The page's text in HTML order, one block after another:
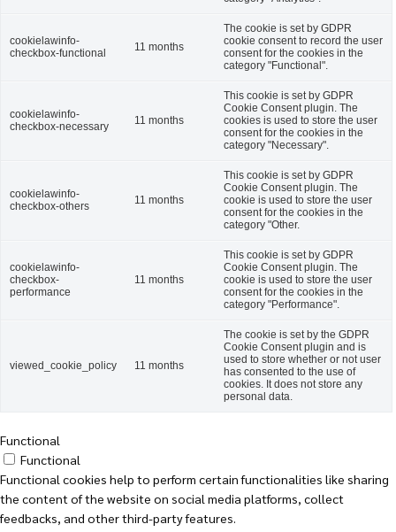
cookielawinfo-
checkbox-functional
11 months
The cookie is set by GDPR
cookie consent to record the user
consent for the cookies in the
category "Functional".
cookielawinfo-
checkbox-necessary
11 months
This cookie is set by GDPR
Cookie Consent plugin. The
cookies is used to store the user
consent for the cookies in the
category "Necessary".
cookielawinfo-
checkbox-others
11 months
This cookie is set by GDPR
Cookie Consent plugin. The
cookie is used to store the user
consent for the cookies in the
category "Other.
cookielawinfo-
checkbox-
performance
11 months
This cookie is set by GDPR
Cookie Consent plugin. The
cookie is used to store the user
consent for the cookies in the
category "Performance".
viewed_cookie_policy 11 months
The cookie is set by the GDPR
Cookie Consent plugin and is
used to store whether or not user
has consented to the use of
cookies. It does not store any
personal data.
Functional
Functional
Functional cookies help to perform certain functionalities like sharing
the content of the website on social media platforms, collect
feedbacks, and other third-party features.